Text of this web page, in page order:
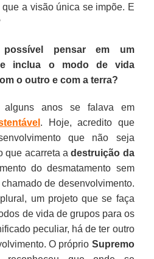
a visão única se impõe. E
pensar em um
inclua o modo de vida
o outro e com a terra?
anos se falava em
. Hoje, acredito que
que não seja
que acarreta adestruição da
do desmatamento sem
de desenvolvimento.
um projeto que se faça
de vida de grupos para os
peculiar, há de ter outro
O próprio Supremo